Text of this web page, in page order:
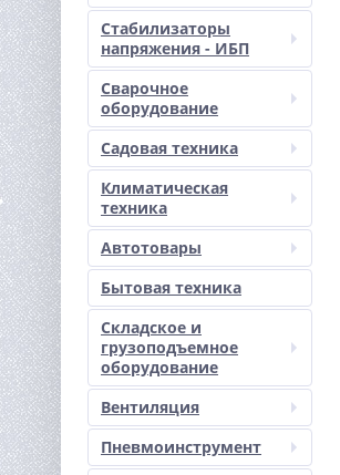
Стабилизаторы
напряжения - ИБП
Сварочное
оборудование
Садовая техника
Климатическая
техника
Автотовары
Бытовая техника
Складское и
грузоподъемное
оборудование
Вентиляция
Пневмоинструмент